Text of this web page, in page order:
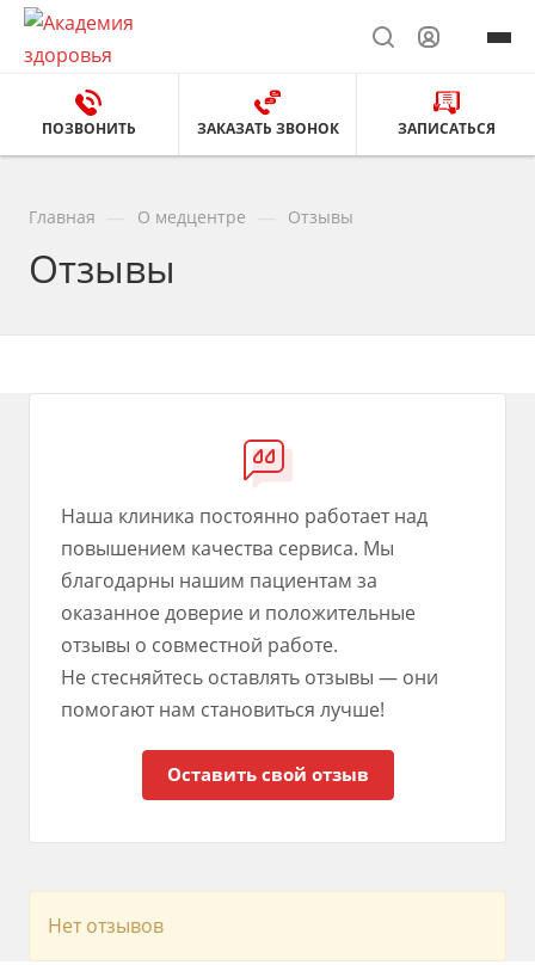
ПОЗВОНИТЬ ЗАКАЗАТЬ ЗВОНОК ЗАПИСАТЬСЯ
Главная О медцентре Отзывы
Отзывы
Наша клиника постоянно работает над
повышением качества сервиса. Мы
благодарны нашим пациентам за
оказанное доверие и положительные
отзывы о совместной работе.
Не стесняйтесь оставлять отзывы — они
помогают нам становиться лучше!
Оставить свой отзыв
Нет отзывов